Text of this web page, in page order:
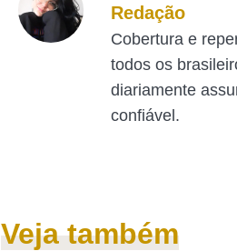
Redação
Cobertura e
todos os
diariamente
confiável.
Veja também